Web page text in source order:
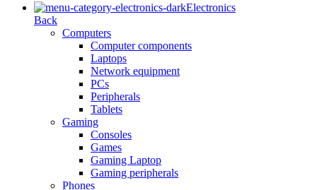
Electronics
Back
Computers
Computer components
Laptops
Network equipment
PCs
Peripherals
Tablets
Gaming
Consoles
Games
Gaming Laptop
Gaming peripherals
Phones